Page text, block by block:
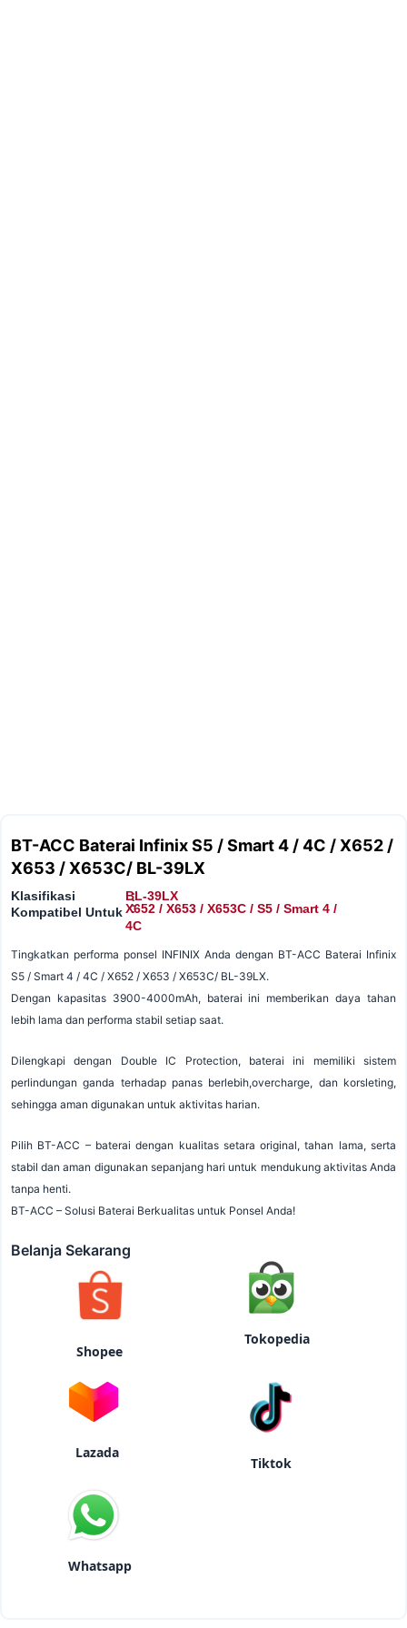
BT-ACC Baterai Infinix S5 / Smart 4 / 4C / X652 /
X653 / X653C/ BL-39LX
Klasifikasi
Kompatibel Untuk
:
:
BL-39LX
X652 / X653 / X653C / S5 / Smart 4 /
4C
Tingkatkan performa ponsel INFINIX Anda dengan BT-ACC Baterai Infinix
S5 / Smart 4 / 4C / X652 / X653 / X653C/ BL-39LX.
Dengan kapasitas 3900-4000mAh, baterai ini memberikan daya tahan
lebih lama dan performa stabil setiap saat.
Dilengkapi dengan Double IC Protection, baterai ini memiliki sistem
perlindungan ganda terhadap panas berlebih,overcharge, dan korsleting,
sehingga aman digunakan untuk aktivitas harian.
Pilih BT-ACC – baterai dengan kualitas setara original, tahan lama, serta
stabil dan aman digunakan sepanjang hari untuk mendukung aktivitas Anda
tanpa henti.
BT-ACC – Solusi Baterai Berkualitas untuk Ponsel Anda!
Belanja Sekarang
Shopee
Tokopedia
Lazada
Tiktok
Whatsapp